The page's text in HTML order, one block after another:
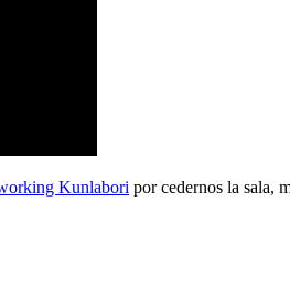
Kunlabori por cedernos la sala,